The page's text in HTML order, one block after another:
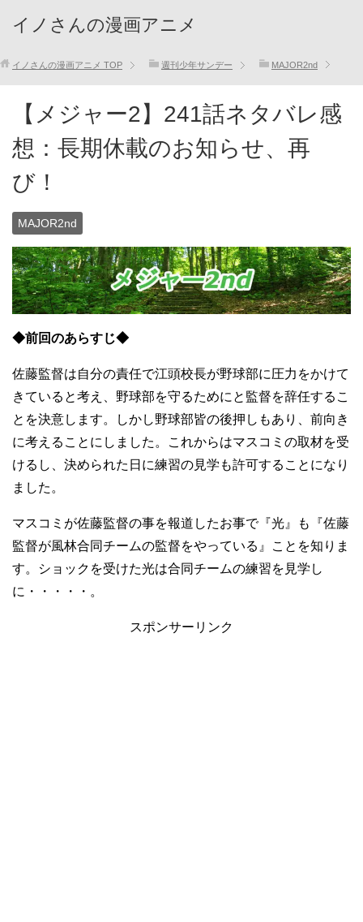
イノさんの漫画アニメ
イノさんの漫画アニメ TOP 週刊少年サンデー MAJOR2nd
【メジャー2】241話ネタバレ感
想：長期休載のお知らせ、再
び！
MAJOR2nd
◆前回のあらすじ◆
佐藤監督は自分の責任で江頭校長が野球部に圧力をかけて
きていると考え、野球部を守るためにと監督を辞任するこ
とを決意します。しかし野球部皆の後押しもあり、前向き
に考えることにしました。これからはマスコミの取材を受
けるし、決められた日に練習の見学も許可することになり
ました。
マスコミが佐藤監督の事を報道したお事で『光』も『佐藤
監督が風林合同チームの監督をやっている』ことを知りま
す。ショックを受けた光は合同チームの練習を見学し
に・・・・・。
スポンサーリンク